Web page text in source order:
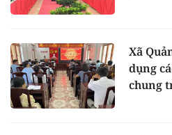
Xã
dụng
chung